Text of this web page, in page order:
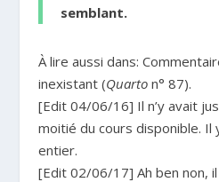
semblant.
À lire aussi dans:
inexistant (Quarto n° 87).
[Edit 04/06/16] Il n’y avait
moitié du cours disponible. Il
entier.
[Edit 02/06/17] Ah ben non,